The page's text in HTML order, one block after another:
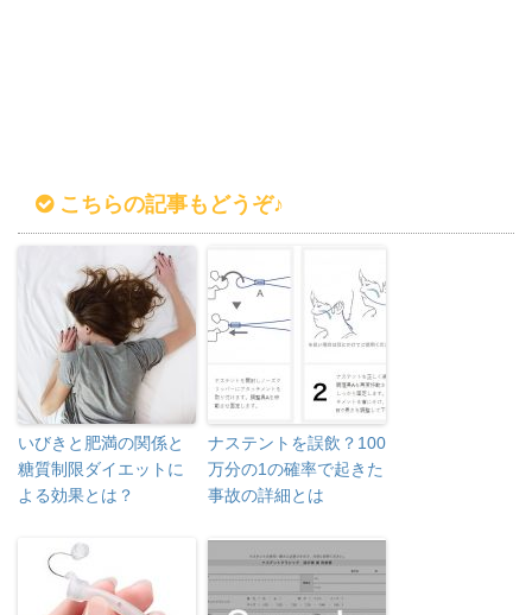
こちらの記事もどうぞ♪
いびきと肥満の関係と
糖質制限ダイエットに
よる効果とは？
ナステントを誤飲？100
万分の1の確率で起きた
事故の詳細とは